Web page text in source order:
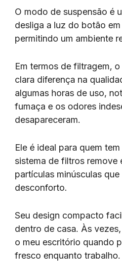
O modo de suspensão é
desliga a luz do botão
permitindo um ambiente
Em termos de filtragem,
clara diferença na
algumas horas de uso,
fumaça e os odores
desapareceram.
Ele é ideal para quem
sistema de filtros remove
partículas minúsculas
desconforto.
Seu design compacto
dentro de casa. Às
o meu escritório quando
fresco enquanto trabalho.